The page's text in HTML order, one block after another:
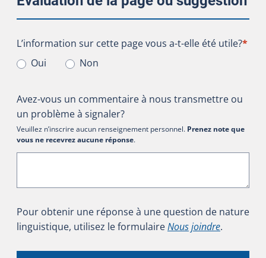
L’information sur cette page vous a-t-elle été utile?
L’information sur cette page vous a-t-elle été utile?*
Oui
Non
Avez-vous un commentaire à nous transmettre ou
un problème à signaler?
Veuillez n’inscrire aucun renseignement personnel. Prenez note que
vous ne recevrez aucune réponse.
Pour obtenir une réponse à une question de nature
linguistique, utilisez le formulaireNous joindre.